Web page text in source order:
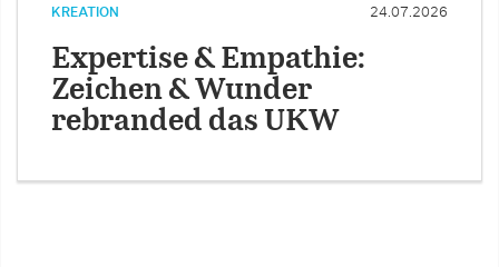
KREATION 24.07.2026
Expertise & Empathie:
Zeichen & Wunder
rebranded das UKW